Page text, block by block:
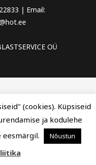
| Email:
OÜ
(cookies). Küpsiseid
ja kodulehe
Nõustun